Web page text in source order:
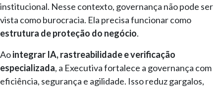
institucional. Nesse contexto, governança não pode ser
vista como burocracia. Ela precisa funcionar como
estrutura de proteção do negócio.
Aointegrar IA, rastreabilidade e verificação
especializada, a Executiva fortalece a governança com
eficiência, segurança e agilidade. Isso reduz gargalos,